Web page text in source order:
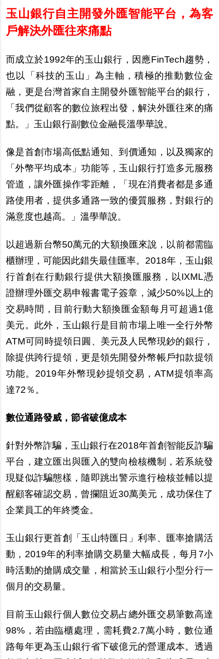
玉山銀行自主開發外匯智能平台，為客
戶解決外匯往來痛點
而成立於1992年的玉山銀行，因應FinTech趨勢，
也以「科技的玉山」為主軸，積極的推動數位金
融，更是台灣首家自主開發外匯智能平台的銀行，
「我們從顧客的數位旅程出發，解決外匯往來的痛
點。」玉山銀行副數位金融長溫學華說。
像是首創市場高低點通知、到價通知，以及獨家的
「外幣平均成本」功能等，玉山銀行打造多元服務
管道，讓外匯操作零距離，「現在消費者都是多通
路使用者，提供多通路一致的優質服務，對銀行的
滿意度也越高。」 溫學華說。
以超過新台幣50萬元的大額換匯來說 ，以前都需臨
櫃辦理，可能因此錯失最佳匯率。2018年，玉山銀
行首創在行動銀行提供大額換匯服務，以IXML憑
證辦理外匯交易申報書電子簽章，減少50%以上的
交易時間，目前行動大額換匯金額每 月可超過1億
美元。此外，玉山銀行是目前市場上唯一全行外幣
ATM可同時提領日圓、美元及人民幣現鈔的銀行，
除提供跨行提領，更是領先開發外幣帳戶扣款提領
功能。2019年外幣現鈔提領交易，ATM提領率高
達72％。
數位通路發威，節省破億成本
針對外幣詐騙，玉山銀行在2018年首創智能反詐騙
平台，建立匯出與匯入的雙向檢核機制，若系統發
現疑似詐騙態樣，隨即跳出警示進行檢核並輔以提
醒顧客確認交易，曾攔阻近30萬美元，成功保住了
企業員工的年終獎金。
玉山銀行更首創「玉山特匯日」利率、匯率搶購活
動，2019年的利率搶購交易量大幅成長， 每月7小
時活動的搶購成交量，相當於玉山銀行小型分行一
個月的交易量。
目前玉山銀行個人數位交易占總外匯交易筆數高達
98%，若由臨櫃處理，需耗費2.7萬小時，數位通
路每年更為玉山銀行省下破億元的營運成本。透過